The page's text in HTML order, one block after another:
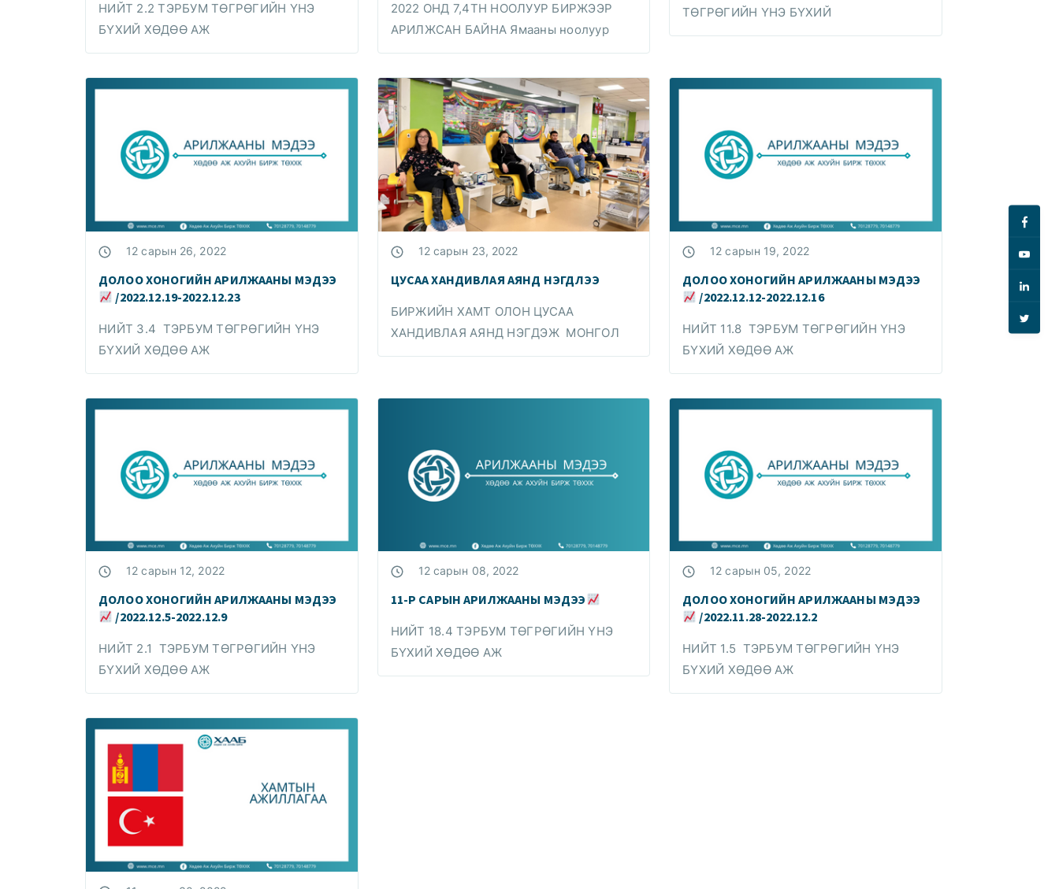
НИЙТ 2.2 ТЭРБУМ ТӨГРӨГИЙН ҮНЭ
БҮХИЙ ХӨДӨӨ АЖ
2022 ОНД 7,4ТН НООЛУУР БИРЖЭЭР
АРИЛЖСАН БАЙНА Ямааны ноолуур
ТӨГРӨГИЙН ҮНЭ БҮХИЙ
12 сарын 26, 2022
ДОЛОО ХОНОГИЙН АРИЛЖААНЫ МЭДЭЭ
/2022.12.19-2022.12.23
НИЙТ 3.4 ТЭРБУМ ТӨГРӨГИЙН ҮНЭ
БҮХИЙ ХӨДӨӨ АЖ
12 сарын 23, 2022
ЦУСАА ХАНДИВЛАЯ АЯНД НЭГДЛЭЭ
БИРЖИЙН ХАМТ ОЛОН ЦУСАА
ХАНДИВЛАЯ АЯНД НЭГДЭЖ МОНГОЛ
12 сарын 19, 2022
ДОЛОО ХОНОГИЙН АРИЛЖААНЫ МЭДЭЭ
/2022.12.12-2022.12.16
НИЙТ 11.8 ТЭРБУМ ТӨГРӨГИЙН ҮНЭ
БҮХИЙ ХӨДӨӨ АЖ
12 сарын 12, 2022
ДОЛОО ХОНОГИЙН АРИЛЖААНЫ МЭДЭЭ
/2022.12.5-2022.12.9
НИЙТ 2.1 ТЭРБУМ ТӨГРӨГИЙН ҮНЭ
БҮХИЙ ХӨДӨӨ АЖ
12 сарын 08, 2022
11-Р САРЫН АРИЛЖААНЫ МЭДЭЭ
НИЙТ 18.4 ТЭРБУМ ТӨГРӨГИЙН ҮНЭ
БҮХИЙ ХӨДӨӨ АЖ
12 сарын 05, 2022
ДОЛОО ХОНОГИЙН АРИЛЖААНЫ МЭДЭЭ
/2022.11.28-2022.12.2
НИЙТ 1.5 ТЭРБУМ ТӨГРӨГИЙН ҮНЭ
БҮХИЙ ХӨДӨӨ АЖ